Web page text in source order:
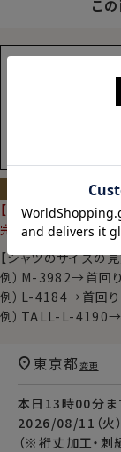
こ
サイズを
裄丈
サイ
【定番商品】
完売の場合は再入荷
【シャツのサイズの
例）M-3982→首回
例）L-4184→首回
例）TALL-L-
本日 13時00分
2026/08/11（火）
（※裄丈加工・刺
東京都 変更